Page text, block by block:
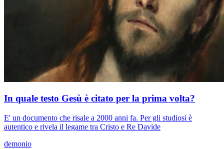
In quale testo Gesù è citato per la prima volta?
E' un documento che risale a 2000 anni fa. Per gli studiosi è
autentico e rivela il legame tra Cristo e Re Davide
demonio